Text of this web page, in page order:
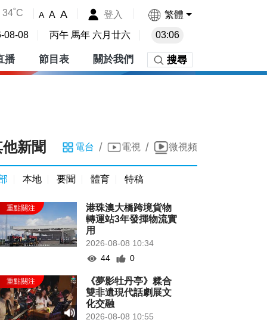
34˚C A A A 登入 繁體
08-08 丙午 馬年 六月廿六 03:06
播 節目表 關於我們 搜尋
新聞 電台 / 電視 / 微視頻
本地 要聞 體育 特稿
港珠澳大橋跨境貨物
轉運站3年發揮物流實
用
2026-08-08 10:34
44
0
《夢影牡丹亭》糅合
雙非遺現代話劇展文
化交融
2026-08-08 10:55